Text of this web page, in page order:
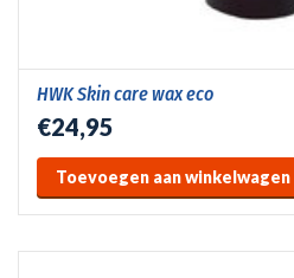
HWK Skin care wax eco
€24,95
Toevoegen aan winkelwagen